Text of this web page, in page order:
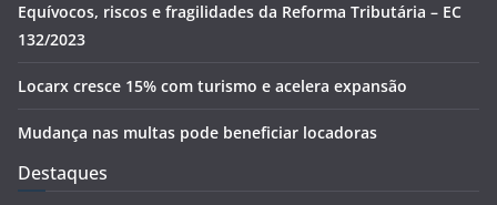
Equívocos, riscos e fragilidades da Reforma Tributária – EC
132/2023
Locarx cresce 15% com turismo e acelera expansão
Mudança nas multas pode beneficiar locadoras
Destaques